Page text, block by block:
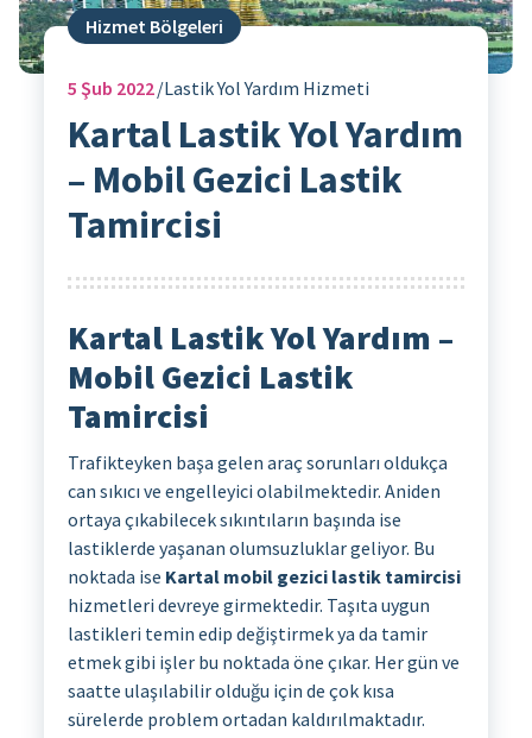
Hizmet Bölgeleri
5 Şub 2022 Lastik Yol Yardım Hizmeti
Kartal Lastik Yol Yardım
– Mobil Gezici Lastik
Tamircisi
Kartal Lastik Yol Yardım –
Mobil Gezici Lastik
Tamircisi
Trafikteyken başa gelen araç sorunları oldukça
can sıkıcı ve engelleyici olabilmektedir. Aniden
ortaya çıkabilecek sıkıntıların başında ise
lastiklerde yaşanan olumsuzluklar geliyor. Bu
noktada ise Kartal mobil gezici lastik tamircisi
hizmetleri devreye girmektedir. Taşıta uygun
lastikleri temin edip değiştirmek ya da tamir
etmek gibi işler bu noktada öne çıkar. Her gün ve
saatte ulaşılabilir olduğu için de çok kısa
sürelerde problem ortadan kaldırılmaktadır.